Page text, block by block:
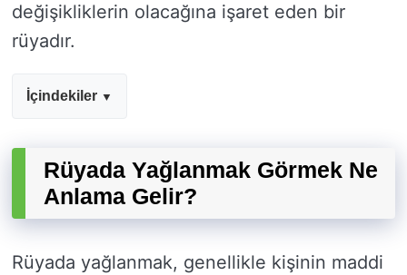
değişikliklerin olacağına işaret eden bir
rüyadır.
İçindekiler
Rüyada Yağlanmak Görmek Ne
Anlama Gelir?
Rüyada yağlanmak, genellikle kişinin maddi